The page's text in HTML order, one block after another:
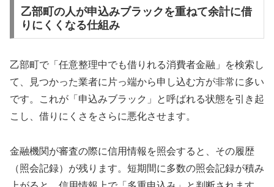
乙部町の人が申込みブラックを重ねて余計に借
りにくくなる仕組み
乙部町で「任意整理中でも借りれる消費者金融」を検索し
て、見つかった業者に片っ端から申し込む方が非常に多い
です。これが「申込みブラック」と呼ばれる状態を引き起
こし、借りにくさをさらに悪化させます。
金融機関が審査の際に信用情報を照会すると、その履歴
（照会記録）が残ります。短期間に多数の照会記録が積み